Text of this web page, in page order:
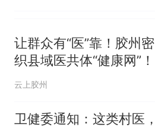
让群众有“医”靠！胶州密
织县域医共体“健康网”！
云上胶州
卫健委通知：这类村医，